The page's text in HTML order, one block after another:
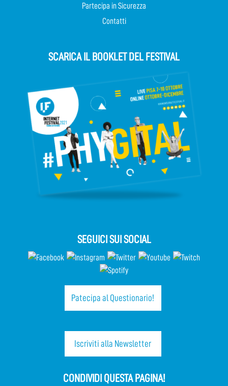
Partecipa in Sicurezza
Contatti
SCARICA IL BOOKLET DEL FESTIVAL
SEGUICI SUI SOCIAL
Patecipa al Questionario!
Iscriviti alla Newsletter
CONDIVIDI QUESTA PAGINA!